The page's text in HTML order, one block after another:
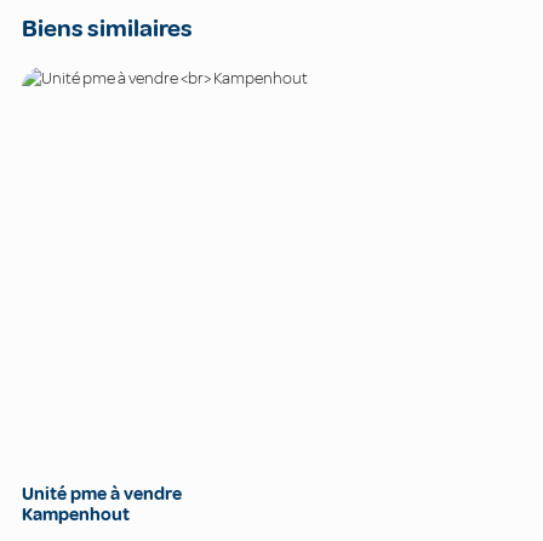
Biens similaires
Unité pme à vendre
Kampenhout